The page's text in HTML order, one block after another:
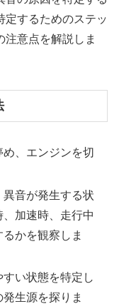
定するためのステッ
注意点を解説しま
、エンジンを切
音が発生する状
加速時、走行中
かを観察しま
い状態を特定し
生源を探りま